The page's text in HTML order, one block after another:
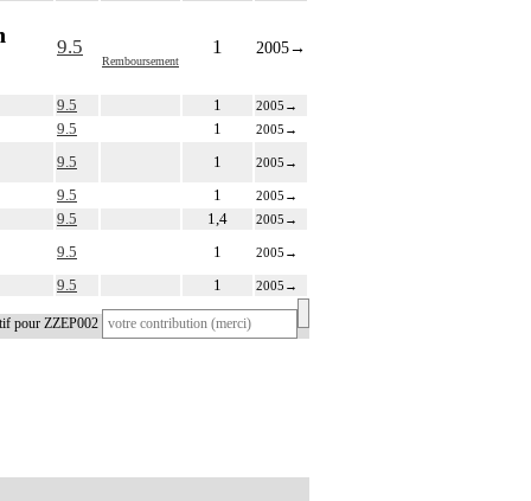
9.5
Remboursement
1 2005→
9.5 1 2005 →
9.5 1 2005 →
9.5 1 2005 →
9.5 1 2005 →
9.5 1,4 2005 →
9.5 1 2005 →
9.5 1 2005 →
pour ZZEP002